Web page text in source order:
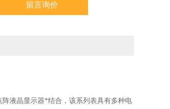
留言询价
液晶显示器*结合，该系列表具有多种电